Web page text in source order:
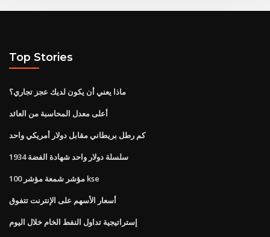
Top Stories
ماذا يعني أن يكون لديك عجز تجاري؟
أعلى معدل المحاسبة من العائد
كم رطل بريطاني مقابل دولار أمريكي واحد
1934 سلسلة دولار واحد شهادة الفضة
مؤشر شمعة مؤشر 100 kse
أسعار الأسهم على الإنترنت تتفوق
إستراتيجية تداول النفط الخام خلال اليوم